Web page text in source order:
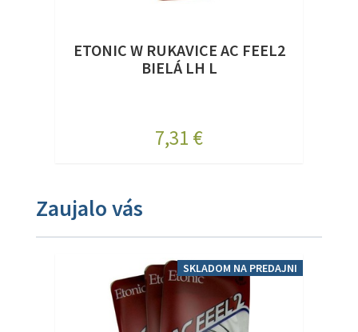
ETONIC W RUKAVICE AC FEEL2
BIELÁ LH L
7,31 €
Zaujalo vás
SKLADOM NA PREDAJNI